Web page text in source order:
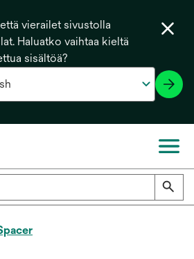
vierailet sivustolla
Haluatko vaihtaa kieltä
sisältöä?